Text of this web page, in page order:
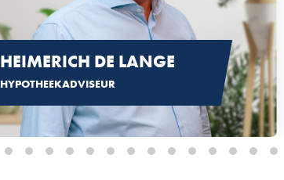
HEIMERICH DE LANGE
HYPOTHEEKADVISEUR